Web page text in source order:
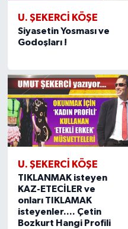
U. ŞEKERCI KÖŞE
Siyasetin Yosması ve
Godoşları !
U. ŞEKERCI KÖŞE
TIKLANMAK isteyen
KAZ-ETECİLER ve
onları TIKLAMAK
isteyenler.... Çetin
Bozkurt Hangi Profili